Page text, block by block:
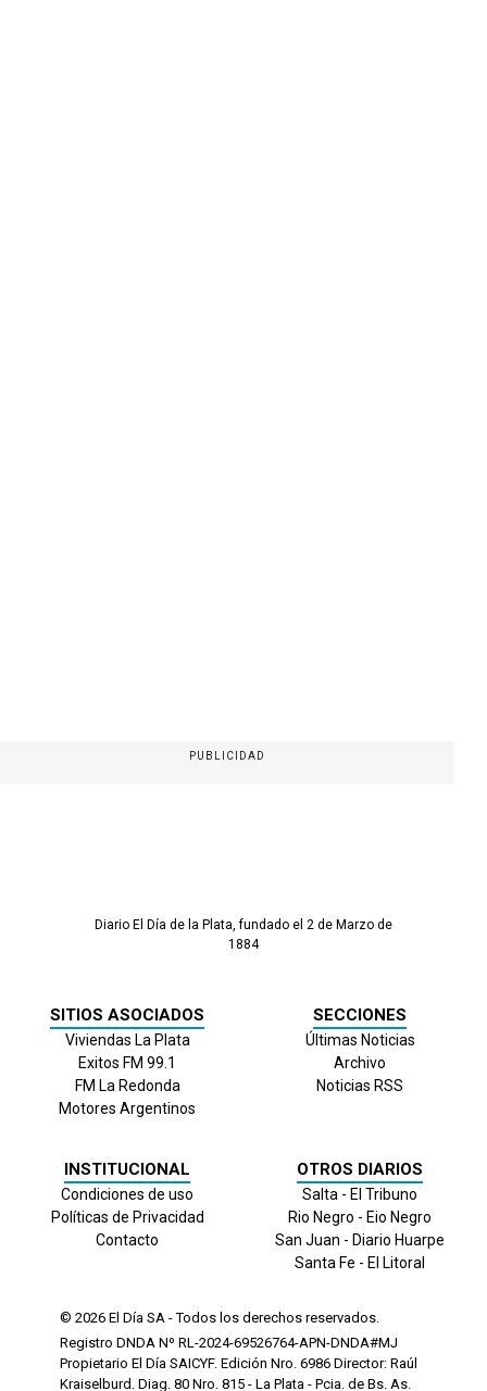
PUBLICIDAD
Diario El Día de la Plata, fundado el 2 de Marzo de
1884
SITIOS ASOCIADOS
Viviendas La Plata
Exitos FM 99.1
FM La Redonda
Motores Argentinos
SECCIONES
Últimas Noticias
Archivo
Noticias RSS
INSTITUCIONAL
Condiciones de uso
Políticas de Privacidad
Contacto
OTROS DIARIOS
Salta - El Tribuno
Rio Negro - Eio Negro
San Juan - Diario Huarpe
Santa Fe - El Litoral
© 2026 El Día SA - Todos los derechos reservados.
Registro DNDA Nº RL-2024-69526764-APN-DNDA#MJ
Propietario El Día SAICYF. Edición Nro. 6986 Director: Raúl
Kraiselburd. Diag. 80 Nro. 815 - La Plata - Pcia. de Bs. As.